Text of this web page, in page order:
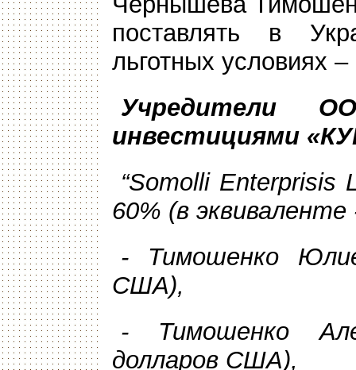
поставлять в
льготных условиях
Учредители
инвестициями
“Somolli Enterprisis
60% (в
- Тимошенко
США),
- Тимошенко
долларов США),